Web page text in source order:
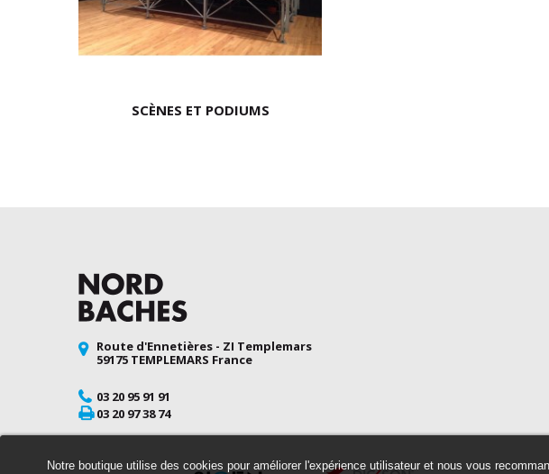
Notre boutique utilise des cookies pour améliorer l'expérience utilisateur et nous vous
SCÈNES ET PODIUMS
Route d'Ennetières - ZI Templemars
59175 TEMPLEMARS France
03 20 95 91 91
03 20 97 38 74